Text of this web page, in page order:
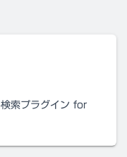
索プラグイン for